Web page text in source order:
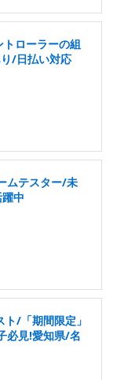
トローラーの組
/日払い対応
ムテスター/未
中
/「期間限定」
必見!愛知県/名